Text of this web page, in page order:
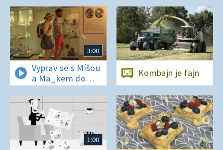
3:00
Vyprav se s Míšou
a Ma_kem do
Dobrovických
muzeí
Kombajn je fajn
1:00